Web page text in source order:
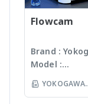
ความต้องการของ
มั่นใจในคุณภาพ ด้วย
ประกันสินค้านาน 2
เพื่อให้ลูกค้าใช้งานไ
ต่อเนื่องและไร้กังวล เ
มุ่งมั่นสร้างมาตรฐาน
คุณภาพ ความปลอด
monitors the
quality of
testing
Gunster
DNase,
and
Flowcam
Brand :
Model :
Flowcam8000
Imaging
YOKOGAWA
(THAILAND)